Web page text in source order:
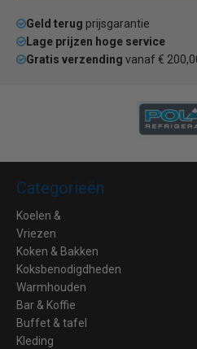
Geld terug prijsgarantie
Lage prijzen hoge service
Gratis verzending vanaf €
Categorieën
Koelen &
Vriezen
Koken & Bakken
Koksbenodigdheden
Warmhouden
Bar & Koffie
Buffet & tafel
Kleding